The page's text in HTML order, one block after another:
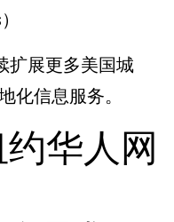
扩展更多美国城
化信息服务。
华人网